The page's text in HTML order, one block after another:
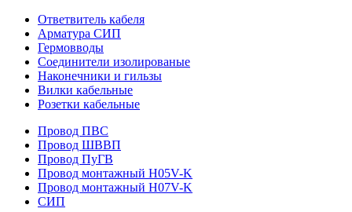
Ответвитель кабеля
Арматура СИП
Гермовводы
Соединители изолированые
Наконечники и гильзы
Вилки кабельные
Розетки кабельные
Провод ПВС
Провод ШВВП
Провод ПуГВ
Провод монтажный H05V-K
Провод монтажный H07V-K
СИП